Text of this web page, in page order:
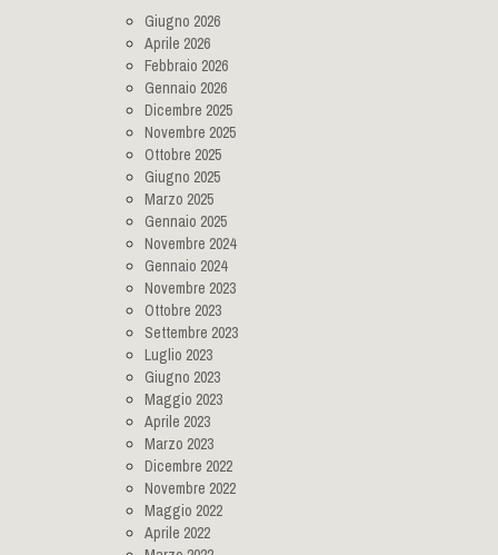
Giugno 2026
Aprile 2026
Febbraio 2026
Gennaio 2026
Dicembre 2025
Novembre 2025
Ottobre 2025
Giugno 2025
Marzo 2025
Gennaio 2025
Novembre 2024
Gennaio 2024
Novembre 2023
Ottobre 2023
Settembre 2023
Luglio 2023
Giugno 2023
Maggio 2023
Aprile 2023
Marzo 2023
Dicembre 2022
Novembre 2022
Maggio 2022
Aprile 2022